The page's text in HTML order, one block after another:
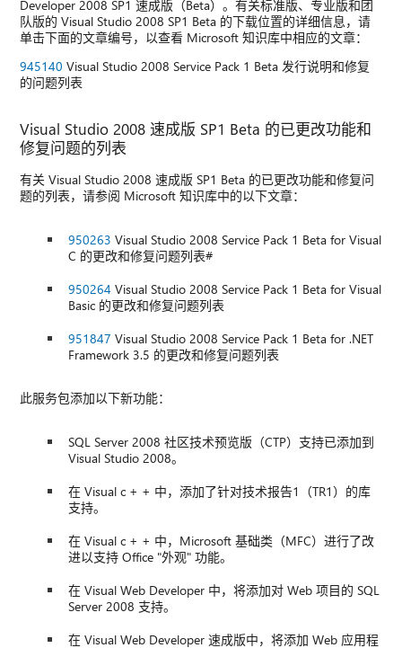
Developer 2008 SP1 速成版（Beta）。有关标准版、专业版和团
队版的 Visual Studio 2008 SP1 Beta 的下载位置的详细信息，请
单击下面的文章编号，以查看 Microsoft 知识库中相应的文章：
945140 Visual Studio 2008 Service Pack 1 Beta 发行说明和修复
的问题列表
Visual Studio 2008 速成版 SP1 Beta 的已更改功能和
修复问题的列表
有关 Visual Studio 2008 速成版 SP1 Beta 的已更改功能和修复问
题的列表，请参阅 Microsoft 知识库中的以下文章：
950263 Visual Studio 2008 Service Pack 1 Beta for Visual
C 的更改和修复问题列表#
950264 Visual Studio 2008 Service Pack 1 Beta for Visual
Basic 的更改和修复问题列表
951847 Visual Studio 2008 Service Pack 1 Beta for .NET
Framework 3.5 的更改和修复问题列表
此服务包添加以下新功能：
SQL Server 2008 社区技术预览版（CTP）支持已添加到
Visual Studio 2008。
在 Visual c + + 中，添加了针对技术报告1（TR1）的库
支持。
在 Visual c + + 中，Microsoft 基础类（MFC）进行了改
进以支持 Office "外观" 功能。
在 Visual Web Developer 中，将添加对 Web 项目的 SQL
Server 2008 支持。
在 Visual Web Developer 速成版中，将添加 Web 应用程